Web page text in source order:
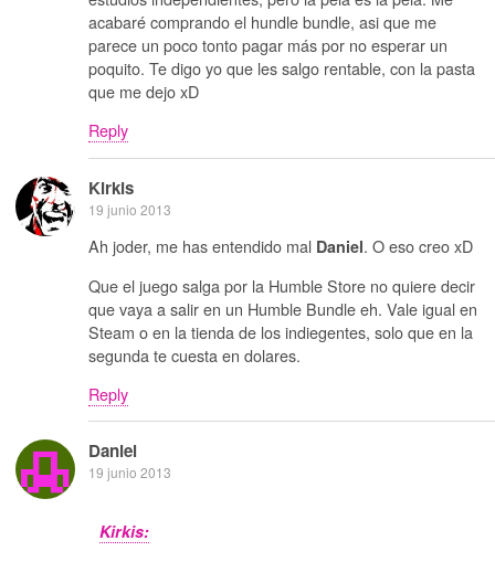
acabaré comprando el hundle bundle, asi que me
parece un poco tonto pagar más por no esperar un
poquito. Te digo yo que les salgo rentable, con la pasta
que me dejo xD
Reply
Kirkis
19 junio 2013
Ah joder, me has entendido mal Daniel. O eso creo xD
Que el juego salga por la Humble Store no quiere decir
que vaya a salir en un Humble Bundle eh. Vale igual en
Steam o en la tienda de los indiegentes, solo que en la
segunda te cuesta en dolares.
Reply
Daniel
19 junio 2013
Kirkis: